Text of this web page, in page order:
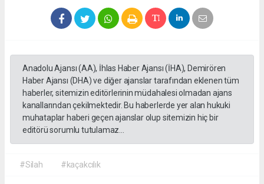
Anadolu Ajansı (AA), İhlas Haber Ajansı (İHA), Demirören
Haber Ajansı (DHA) ve diğer ajanslar tarafından eklenen tüm
haberler, sitemizin editörlerinin müdahalesi olmadan ajans
kanallarından çekilmektedir. Bu haberlerde yer alan hukuki
muhataplar haberi geçen ajanslar olup sitemizin hiç bir
editörü sorumlu tutulamaz...
#Silah #kaçakcılık